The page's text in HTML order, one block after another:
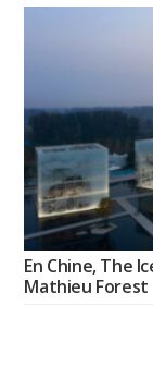
En Chine, The
Mathieu Forest